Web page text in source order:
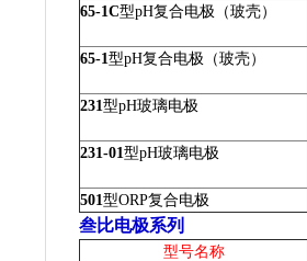
65-1C型pH复合电极（玻壳）
65-1型pH复合电极（玻壳）
231型pH玻璃电极
231-01型pH玻璃电极
501型ORP复合电极
叁比电极系列
型号名称